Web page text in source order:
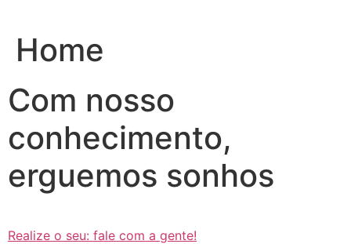
conteúdo
Home
Com nosso
conhecimento,
erguemos sonhos
Realize o seu: fale com a gente!